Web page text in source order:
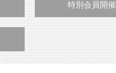
特別会員開催